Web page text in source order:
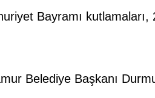
Bayramı kutlamaları,
Belediye Başkanı